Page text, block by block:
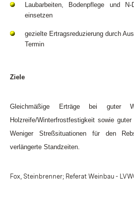
Laubarbeiten, Bodenpflege und
einsetzen
gezielte Ertragsreduzierung durch
Termin
Ziele
Gleichmäßige Erträge bei guter
Holzreife/Winterfrostfestigkeit sowie
Weniger Streßsituationen für den
verlängerte Standzeiten.
Fox, Steinbrenner; Referat Weinbau -